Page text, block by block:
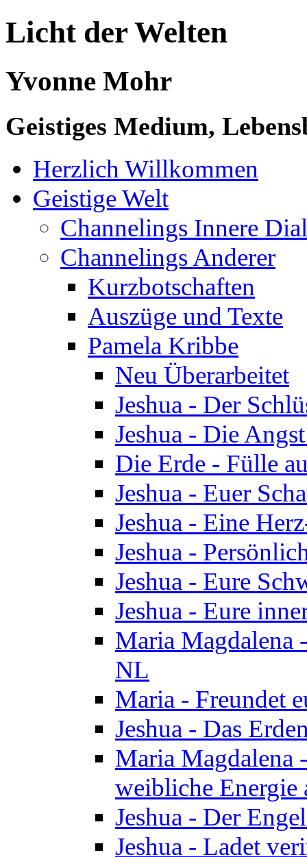
Licht der Welten
Yvonne Mohr
Geistiges Medium,
Herzlich Willkommen
Geistige Welt
Channelings Innere
Channelings Anderer
Kurzbotschaften
Auszüge und Texte
Pamela Kribbe
Neu Überarbeitet
Jeshua - Der
Jeshua - Die
Die Erde - Fülle
Jeshua - Euer
Jeshua - Eine
Jeshua -
Jeshua - Eure
Jeshua - Eure
Maria Magdalena
NL
Maria - Freundet
Jeshua - Das
Maria Magdalena
weibliche Energie
Jeshua - Der
Jeshua - Ladet